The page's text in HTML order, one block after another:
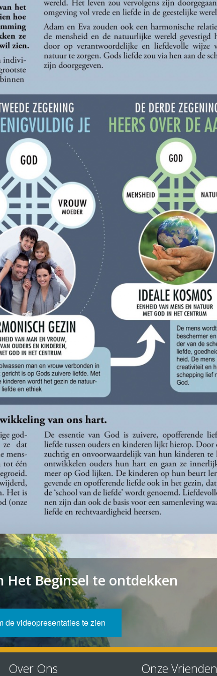
Het Beginsel te ontdekken
de videopresentaties te zien
Over Ons Onze Vrienden